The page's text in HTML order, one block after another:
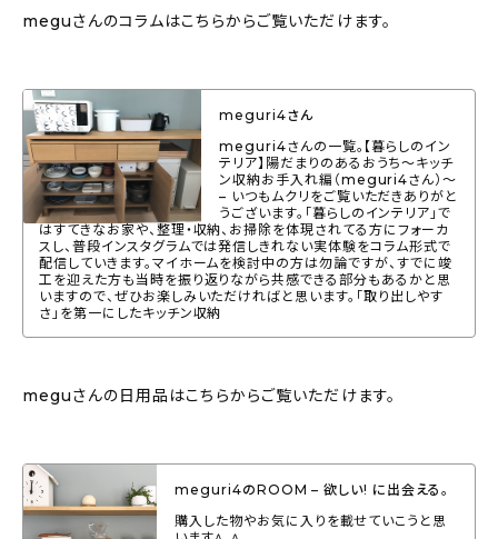
meguさんのコラムはこちらからご覧いただけます。
meguri4さん
meguri4さんの一覧。【暮らしのイン
テリア】陽だまりのあるおうち〜キッチ
ン収納お手入れ編（meguri4さん）〜
– いつもムクリをご覧いただきありがと
うございます。「暮らしのインテリア」で
はすてきなお家や、整理・収納、お掃除を体現されてる方にフォーカ
スし、普段インスタグラムでは発信しきれない実体験をコラム形式で
配信していきます。マイホームを検討中の方は勿論ですが、すでに竣
工を迎えた方も当時を振り返りながら共感できる部分もあるかと思
いますので、ぜひお楽しみいただければと思います。「取り出しやす
さ」を第一にしたキッチン収納
meguさんの日用品はこちらからご覧いただけます。
meguri4のROOM – 欲しい! に出会える。
購入した物やお気に入りを載せていこうと思